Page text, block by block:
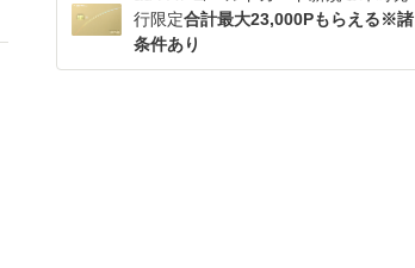
行限定合計最大23,000Pもらえる※諸
条件あり